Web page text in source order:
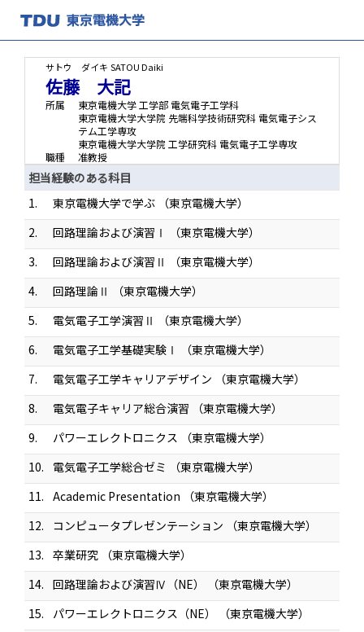
サトウ ダイキ SATOU Daiki
佐藤 大記
所属
東京電機大学 工学部 電気電子工学科
東京電機大学大学院 先端科学技術研究科 電気電子シス
テム工学専攻
東京電機大学大学院 工学研究科 電気電子工学専攻
職種
准教授
担当経験のある科目
1.
東京電機大学で学ぶ （東京電機大学）
2.
回路理論および演習Ⅰ （東京電機大学）
3.
回路理論および演習Ⅱ （東京電機大学）
4.
回路理論Ⅱ （東京電機大学）
5.
電気電子工学演習Ⅱ （東京電機大学）
6.
電気電子工学基礎実験Ⅰ （東京電機大学）
7.
電気電子工学キャリアデザイン （東京電機大学）
8.
電気電子キャリア総合演習 （東京電機大学）
9.
パワーエレクトロニクス （東京電機大学）
10.
電気電子工学総合ゼミ （東京電機大学）
11. Academic Presentation （東京電機大学）
12.
コンピュータプレゼンテーション （東京電機大学）
13. 卒業研究 （東京電機大学）
14. 回路理論および演習Ⅳ（NE） （東京電機大学）
15.
パワーエレクトロニクス（NE） （東京電機大学）